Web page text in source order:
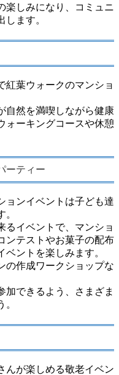
楽しみになり、コミュニ
ます。
紅葉ウォークのマンショ
自然を満喫しながら健康
ォーキングコースや休憩
ーティー
ョンイベントは子ども達
るイベントで、マンショ
ンテストやお菓子の配布
ントを楽しみます。
の作成ワークショップな
加できるよう、さまざま
んが楽しめる敬老イベン